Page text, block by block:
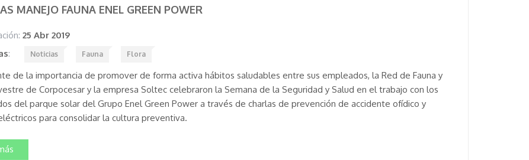
MANEJO FAUNA ENEL GREEN POWER
25 Abr 2019
: Noticias Fauna Flora
de la importancia de promover de forma activa hábitos saludables entre sus empleados, la Red de Fauna y
de Corpocesar y la empresa Soltec celebraron la Semana de la Seguridad y Salud en el trabajo con los
del parque solar del Grupo Enel Green Power a través de charlas de prevención de accidente ofídico y
para consolidar la cultura preventiva.